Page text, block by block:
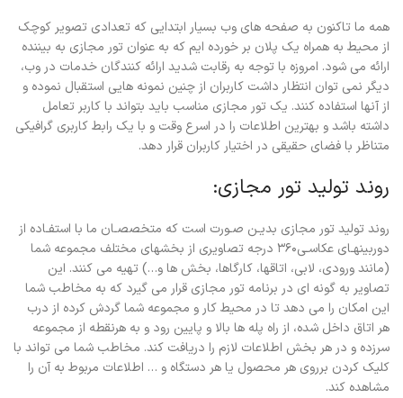
همه ما تاکنون به صفحه هاي وب بسيار ابتدايي که تعدادي تصوير کوچک
از محيط به همراه يک پلان بر خورده ايم که به عنوان تور مجازي به بيننده
ارائه مي شود. امروزه با توجه به رقابت شديد ارائه کنندگان خدمات در وب،
ديگر نمي توان انتظار داشت کاربران از چنين نمونه هايي استقبال نموده و
از آنها استفاده کنند. يک تور مجازي مناسب بايد بتواند با کاربر تعامل
داشته باشد و بهترين اطلاعات را در اسرع وقت و با يک رابط کاربري گرافيکي
متناظر با فضاي حقيقي در اختيار کاربران قرار دهد.
روند تولید تور مجازی:
روند تولید تور مجازی بدیـن صـورت است که متخصصـان ما با استفـاده از
دوربینهـای عکاسـی۳۶۰ درجه تصاویری از بخشهای مختلف مجموعه شما
(مانند ورودی، لابی، اتاقها، کارگاها، بخش ها و…) تهیه می کنند. این
تصاویر به گونه ای در برنامه تور مجازی قرار می گیرد که به مخاطب شما
این امکان را می دهد تا در محیط کار و مجموعه شما گردش کرده از درب
هر اتاق داخل شده، از راه پله ها بالا و پایین رود و به هرنقطه از مجموعه
سرزده و در هر بخش اطلاعات لازم را دریافت کند. مخاطب شما می تواند با
کلیک کردن برروی هر محصول یا هر دستگاه و … اطلاعات مربوط به آن را
مشاهده کند.